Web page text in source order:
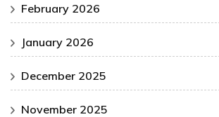
February 2026
January 2026
December 2025
November 2025